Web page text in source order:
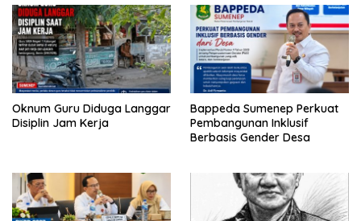
Oknum Guru Diduga Langgar
Disiplin Jam Kerja
Bappeda Sumenep Perkuat
Pembangunan Inklusif
Berbasis Gender Desa